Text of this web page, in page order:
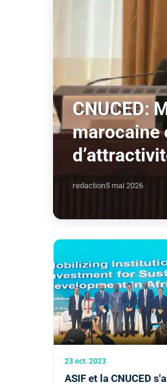
CNUCED:
marocaine
redaction5 mai 2026
23 oct. 2023
ASIF et la CNUCED